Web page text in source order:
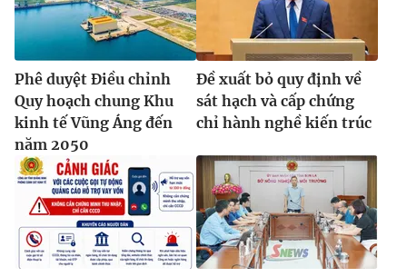
Phê duyệt Điều chỉnh
Quy hoạch chung Khu
kinh tế Vũng Áng đến
năm 2050
Đề xuất bỏ quy định về
sát hạch và cấp chứng
chỉ hành nghề kiến trúc